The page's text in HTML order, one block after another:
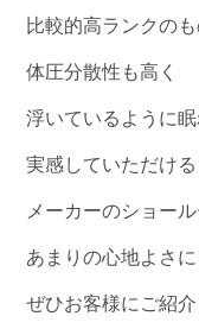
比較的高ランクのも
体圧分散性も高く
浮いているように
実感していただける
メーカーのショー
あまりの心地よさに
ぜひお客様にご紹介